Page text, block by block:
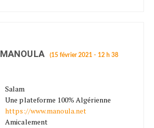
MANOULA (15 février 2021 - 12 h 38
Salam
Une plateforme 100% Algérienne
https://www.manoula.net
Amicalement